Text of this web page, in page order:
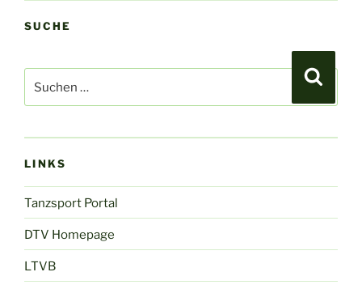
SUCHE
Suchen
nach:
LINKS
Tanzsport Portal
DTV Homepage
LTVB